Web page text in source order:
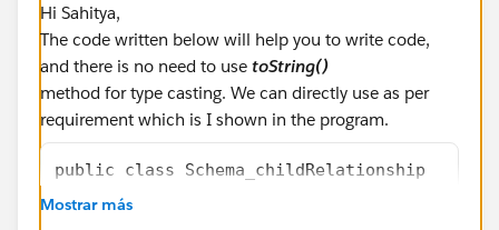
Hi Sahitya,
The code written below will help you to write code,
and there is no need to use toString()
method for type casting. We can directly use as per
requirement which is I shown in the program.
public class Schema_childRelationship
Mostrar más